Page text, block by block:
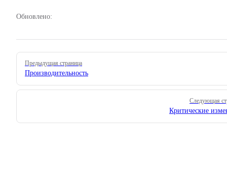
Обновлено:
Pager
Предыдущая страница
Производительность
Следующая
Критические